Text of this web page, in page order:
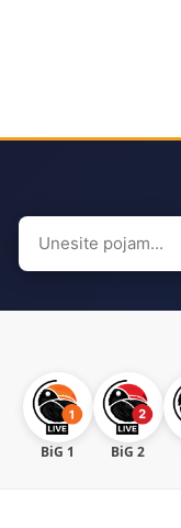
Search
for:
BiG 1 BiG 2